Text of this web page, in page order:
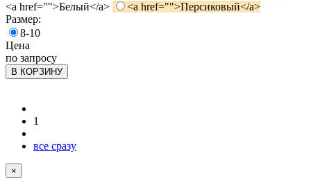
<a href="">Белый</a>
<a href="">Персиковый</a>
Размер:
8-10
Цена
по запросу
В КОРЗИНУ
1
все сразу
×